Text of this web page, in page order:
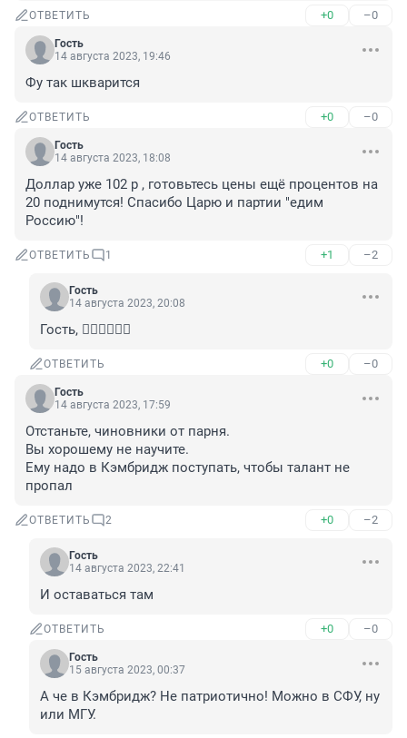
ОТВЕТИТЬ +0 –0
Гость
14 августа 2023, 19:46
Фу так шкварится
ОТВЕТИТЬ +0 –0
Гость
14 августа 2023, 18:08
Доллар уже 102 р , готовьтесь цены ещё процентов на
20 поднимутся! Спасибо Царю и партии "едим
Россию"!
ОТВЕТИТЬ 1 +1 –2
Гость
14 августа 2023, 20:08
Гость, 🤦‍♂️🤦‍♂️🤦‍♂️
ОТВЕТИТЬ +0 –0
Гость
14 августа 2023, 17:59
Отстаньте, чиновники от парня.
Вы хорошему не научите.
Ему надо в Кэмбридж поступать, чтобы талант не
пропал
ОТВЕТИТЬ 2 +0 –2
Гость
14 августа 2023, 22:41
И оставаться там
ОТВЕТИТЬ +0 –0
Гость
15 августа 2023, 00:37
А че в Кэмбридж? Не патриотично! Можно в СФУ, ну
или МГУ.